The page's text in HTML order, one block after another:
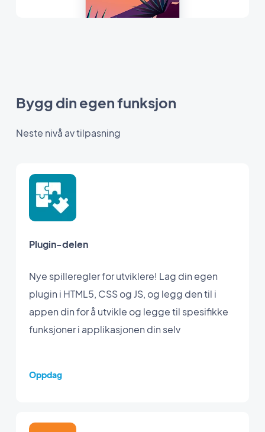
Bygg din egen funksjon
Neste nivå av tilpasning
Plugin-delen
Nye spilleregler for utviklere! Lag din egen
plugin i HTML5, CSS og JS, og legg den til i
appen din for å utvikle og legge til spesifikke
funksjoner i applikasjonen din selv
Oppdag